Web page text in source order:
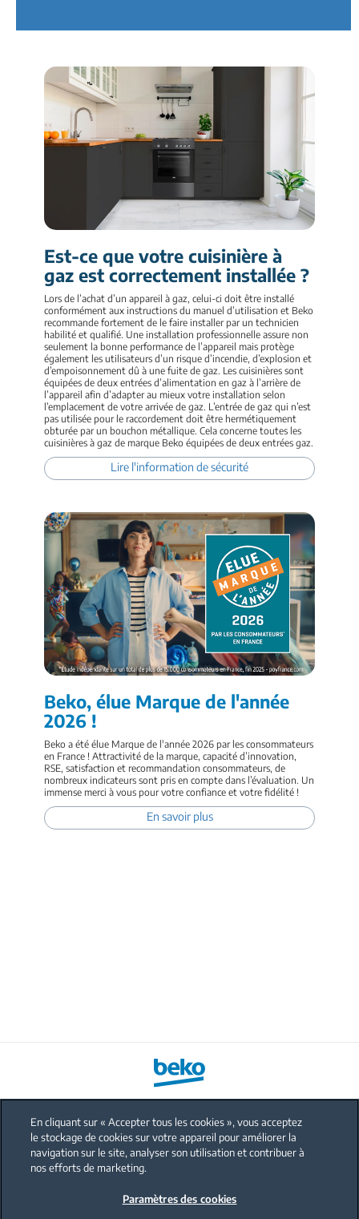
Est-ce que votre cuisinière à
gaz est correctement installée ?
Lors de l’achat d’un appareil à gaz, celui-ci doit être installé
conformément aux instructions du manuel d’utilisation et Beko
recommande fortement de le faire installer par un technicien
habilité et qualifié. Une installation professionnelle assure non
seulement la bonne performance de l’appareil mais protège
également les utilisateurs d’un risque d’incendie, d’explosion et
d’empoisonnement dû à une fuite de gaz. Les cuisinières sont
équipées de deux entrées d’alimentation en gaz à l’arrière de
l’appareil afin d’adapter au mieux votre installation selon
l’emplacement de votre arrivée de gaz. L’entrée de gaz qui n’est
pas utilisée pour le raccordement doit être hermétiquement
obturée par un bouchon métallique. Cela concerne toutes les
cuisinières à gaz de marque Beko équipées de deux entrées gaz.
Lire l'information de sécurité
Beko, élue Marque de l'année
2026 !
Beko a été élue Marque de l'année 2026 par les consommateurs
en France ! Attractivité de la marque, capacité d’innovation,
RSE, satisfaction et recommandation consommateurs, de
nombreux indicateurs sont pris en compte dans l’évaluation. Un
immense merci à vous pour votre confiance et votre fidélité !
En savoir plus
FAQ
Protection données personnelles
Mentions légales
En cliquant sur « Accepter tous les cookies », vous acceptez
le stockage de cookies sur votre appareil pour améliorer la
navigation sur le site, analyser son utilisation et contribuer à
nos efforts de marketing.
Paramètres des cookies